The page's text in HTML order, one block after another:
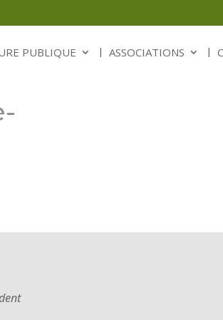
PUBLIQUE ASSOCIATIONS